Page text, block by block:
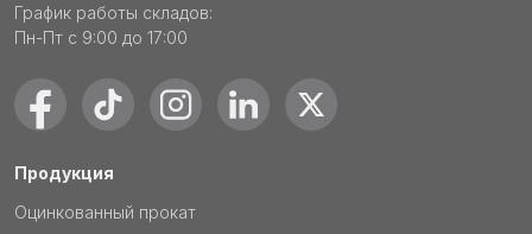
График работы складов:
Пн-Пт с 9:00 до 17:00
Продукция
Оцинкованный прокат